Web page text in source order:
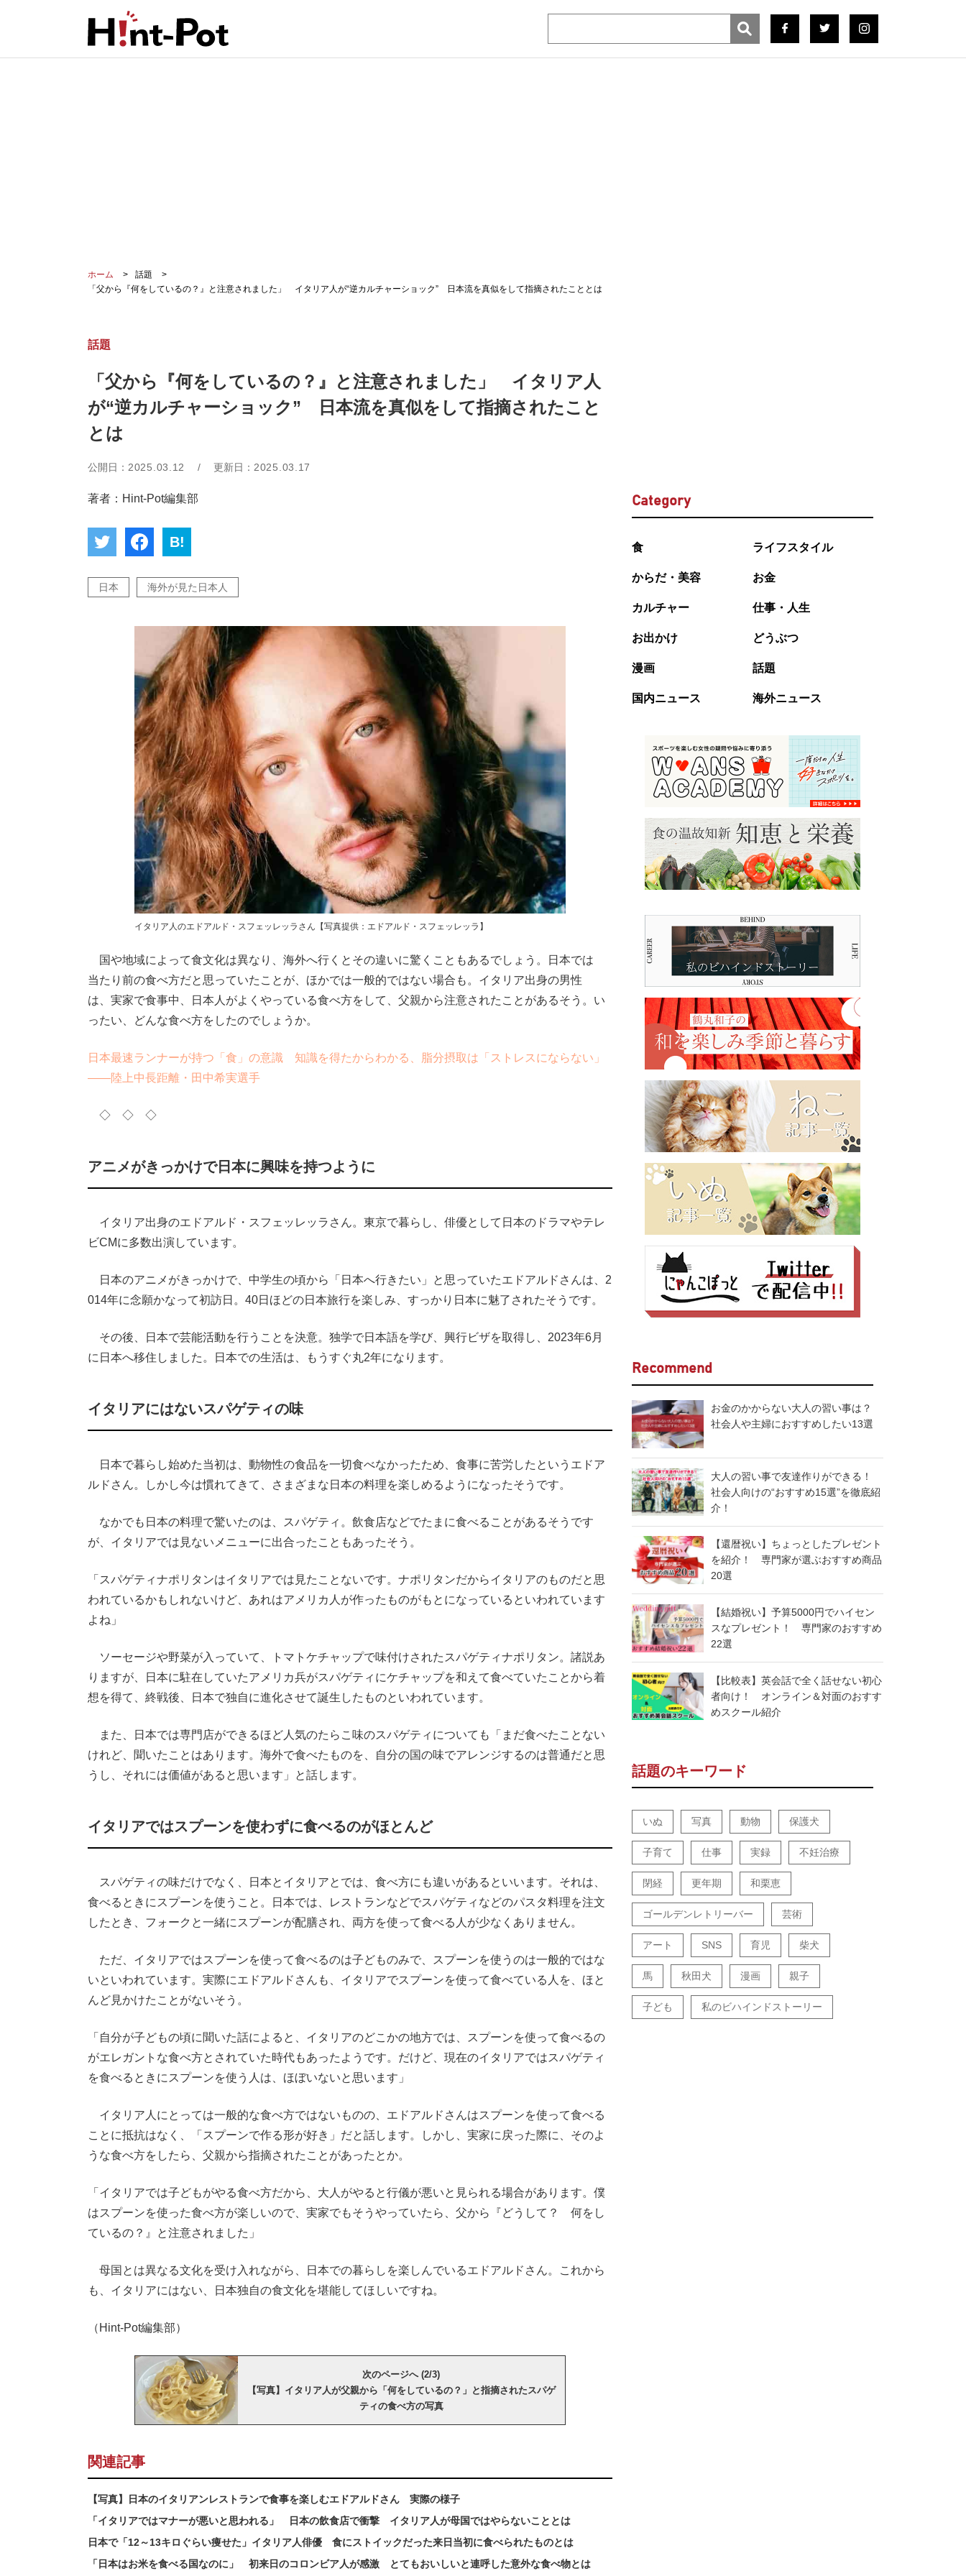
ホーム
話題
「父から『何をしているの？』と注意されました」 イタリア人が“逆カルチャーショック” 日本流を真似をして指摘されたこととは
話題
「父から『何をしているの？』と注意されました」 イタリア人
が“逆カルチャーショック” 日本流を真似をして指摘されたこと
とは
公開日： 2025.03.12 / 更新日： 2025.03.17
著者：Hint-Pot編集部
B!
日本 海外が見た日本人
イタリア人のエドアルド・スフェッレッラさん【写真提供：エドアルド・スフェッレッラ】
国や地域によって食文化は異なり、海外へ行くとその違いに驚くこともあるでしょう。日本では
当たり前の食べ方だと思っていたことが、ほかでは一般的ではない場合も。イタリア出身の男性
は、実家で食事中、日本人がよくやっている食べ方をして、父親から注意されたことがあるそう。い
ったい、どんな食べ方をしたのでしょうか。
日本最速ランナーが持つ「食」の意識 知識を得たからわかる、脂分摂取は「ストレスにならない」
――陸上中長距離・田中希実選手
◇ ◇ ◇
アニメがきっかけで日本に興味を持つように
イタリア出身のエドアルド・スフェッレッラさん。東京で暮らし、俳優として日本のドラマやテレ
ビCMに多数出演しています。
日本のアニメがきっかけで、中学生の頃から「日本へ行きたい」と思っていたエドアルドさんは、2
014年に念願かなって初訪日。40日ほどの日本旅行を楽しみ、すっかり日本に魅了されたそうです。
その後、日本で芸能活動を行うことを決意。独学で日本語を学び、興行ビザを取得し、2023年6月
に日本へ移住しました。日本での生活は、もうすぐ丸2年になります。
イタリアにはないスパゲティの味
日本で暮らし始めた当初は、動物性の食品を一切食べなかったため、食事に苦労したというエドア
ルドさん。しかし今は慣れてきて、さまざまな日本の料理を楽しめるようになったそうです。
なかでも日本の料理で驚いたのは、スパゲティ。飲食店などでたまに食べることがあるそうです
が、イタリアでは見ないメニューに出合ったこともあったそう。
「スパゲティナポリタンはイタリアでは見たことないです。ナポリタンだからイタリアのものだと思
われているかもしれないけど、あれはアメリカ人が作ったものがもとになっているといわれています
よね」
ソーセージや野菜が入っていて、トマトケチャップで味付けされたスパゲティナポリタン。諸説あ
りますが、日本に駐在していたアメリカ兵がスパゲティにケチャップを和えて食べていたことから着
想を得て、終戦後、日本で独自に進化させて誕生したものといわれています。
また、日本では専門店ができるほど人気のたらこ味のスパゲティについても「まだ食べたことない
けれど、聞いたことはあります。海外で食べたものを、自分の国の味でアレンジするのは普通だと思
うし、それには価値があると思います」と話します。
イタリアではスプーンを使わずに食べるのがほとんど
スパゲティの味だけでなく、日本とイタリアとでは、食べ方にも違いがあるといいます。それは、
食べるときにスプーンを使うこと。日本では、レストランなどでスパゲティなどのパスタ料理を注文
したとき、フォークと一緒にスプーンが配膳され、両方を使って食べる人が少なくありません。
ただ、イタリアではスプーンを使って食べるのは子どものみで、スプーンを使うのは一般的ではな
いといわれています。実際にエドアルドさんも、イタリアでスプーンを使って食べている人を、ほと
んど見かけたことがないそう。
「自分が子どもの頃に聞いた話によると、イタリアのどこかの地方では、スプーンを使って食べるの
がエレガントな食べ方とされていた時代もあったようです。だけど、現在のイタリアではスパゲティ
を食べるときにスプーンを使う人は、ほぼいないと思います」
イタリア人にとっては一般的な食べ方ではないものの、エドアルドさんはスプーンを使って食べる
ことに抵抗はなく、「スプーンで作る形が好き」だと話します。しかし、実家に戻った際に、そのよ
うな食べ方をしたら、父親から指摘されたことがあったとか。
「イタリアでは子どもがやる食べ方だから、大人がやると行儀が悪いと見られる場合があります。僕
はスプーンを使った食べ方が楽しいので、実家でもそうやっていたら、父から『どうして？ 何をし
ているの？』と注意されました」
母国とは異なる文化を受け入れながら、日本での暮らしを楽しんでいるエドアルドさん。これから
も、イタリアにはない、日本独自の食文化を堪能してほしいですね。
（Hint-Pot編集部）
次のページへ (2/3)
【写真】イタリア人が父親から「何をしているの？」と指摘されたスパゲ
ティの食べ方の写真
関連記事
【写真】日本のイタリアンレストランで食事を楽しむエドアルドさん 実際の様子
「イタリアではマナーが悪いと思われる」 日本の飲食店で衝撃 イタリア人が母国ではやらないこととは
日本で「12～13キロぐらい痩せた」イタリア人俳優 食にストイックだった来日当初に食べられたものとは
「日本はお米を食べる国なのに」 初来日のコロンビア人が感激 とてもおいしいと連呼した意外な食べ物とは
Category
食 ライフスタイル
からだ・美容 お金
カルチャー 仕事・人生
お出かけ どうぶつ
漫画 話題
国内ニュース 海外ニュース
Recommend
お金のかからない大人の習い事は？
社会人や主婦におすすめしたい13選
大人の習い事で友達作りができる！
社会人向けの“おすすめ15選”を徹底紹
介！
【還暦祝い】ちょっとしたプレゼント
を紹介！ 専門家が選ぶおすすめ商品
20選
【結婚祝い】予算5000円でハイセン
スなプレゼント！ 専門家のおすすめ
22選
【比較表】英会話で全く話せない初心
者向け！ オンライン＆対面のおすす
めスクール紹介
話題のキーワード
いぬ 写真 動物 保護犬
子育て 仕事 実録 不妊治療
閉経 更年期 和栗恵
ゴールデンレトリーバー 芸術
アート SNS 育児 柴犬
馬 秋田犬 漫画 親子
子ども 私のビハインドストーリー